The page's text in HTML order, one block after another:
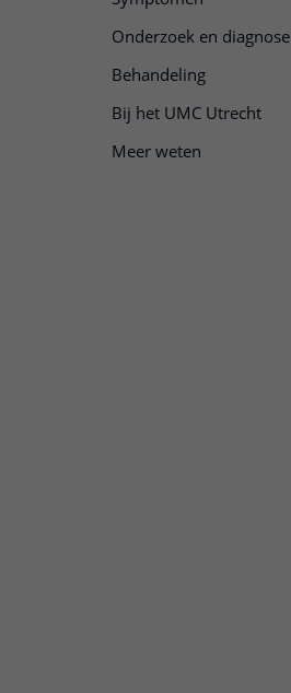
Onderzoek en diagnose
Behandeling
Bij het UMC Utrecht
Meer weten